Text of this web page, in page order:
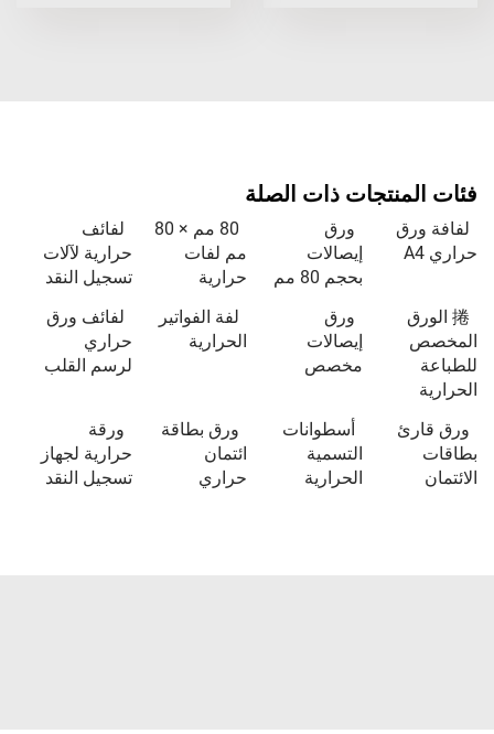
فئات المنتجات ذات الصلة
لفافة ورق
حراري A4
ورق
إيصالات
بحجم 80 مم
80 مم × 80
مم لفات
حرارية
لفائف
حرارية لآلات
تسجيل النقد
捲 الورق
المخصص
للطباعة
الحرارية
ورق
إيصالات
مخصص
لفة الفواتير
الحرارية
لفائف ورق
حراري
لرسم القلب
ورق قارئ
بطاقات
الائتمان
أسطوانات
التسمية
الحرارية
ورق بطاقة
ائتمان
حراري
ورقة
حرارية لجهاز
تسجيل النقد